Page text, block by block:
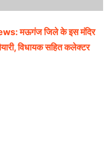
मऊगंज जिले के इस मंदिर
विधायक सहित कलेक्टर